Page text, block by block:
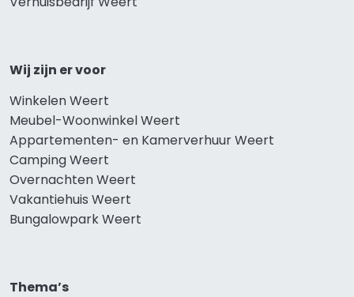
Wij zijn er voor
Winkelen Weert
Meubel-Woonwinkel Weert
Appartementen- en Kamerverhuur Weert
Camping Weert
Overnachten Weert
Vakantiehuis Weert
Bungalowpark Weert
Thema’s